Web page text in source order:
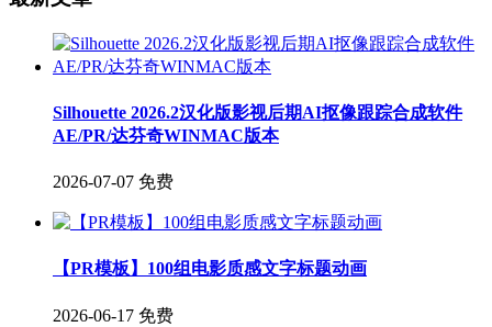
Silhouette 2026.2汉化版影视后期AI抠像跟踪合成软件
AE/PR/达芬奇WINMAC版本
2026-07-07 免费
【PR模板】100组电影质感文字标题动画
2026-06-17 免费